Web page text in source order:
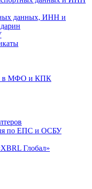
данных, ИНН и
в МФО и КПК
по ЕПС и ОСБУ
Глобал»